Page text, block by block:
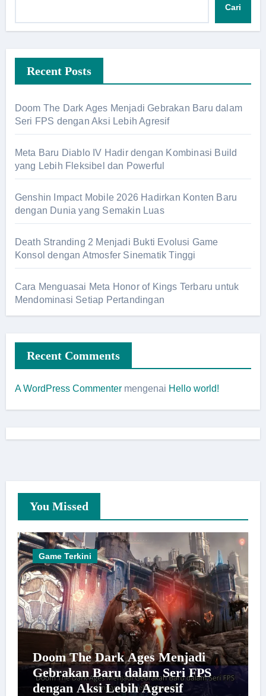
Cari
Recent Posts
Doom The Dark Ages Menjadi Gebrakan Baru dalam
Seri FPS dengan Aksi Lebih Agresif
Meta Baru Diablo IV Hadir dengan Kombinasi Build
yang Lebih Fleksibel dan Powerful
Genshin Impact Mobile 2026 Hadirkan Konten Baru
dengan Dunia yang Semakin Luas
Death Stranding 2 Menjadi Bukti Evolusi Game
Konsol dengan Atmosfer Sinematik Tinggi
Cara Menguasai Meta Honor of Kings Terbaru untuk
Mendominasi Setiap Pertandingan
Recent Comments
A WordPress Commentermengenai Hello world!
You Missed
Game Terkini
Doom The Dark Ages Menjadi
Gebrakan Baru dalam Seri FPS
dengan Aksi Lebih Agresif